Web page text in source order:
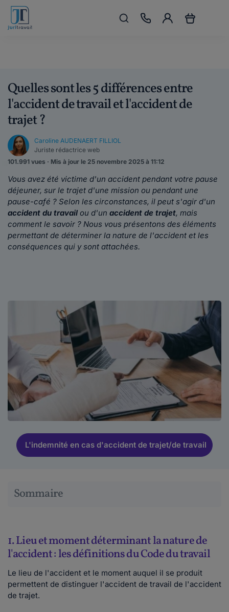
Quelles sont les 5 différences entre
l'accident de travail et l'accident de
trajet ?
Caroline AUDENAERT FILLIOL
Juriste rédactrice web
101.991 vues · Mis à jour le 25 novembre 2025 à 11:12
Vous avez été victime d'un accident pendant votre pause
déjeuner, sur le trajet d'une mission ou pendant une
pause-café ? Selon les circonstances, il peut s'agir d'un
accident du travail ou d'un accident de trajet, mais
comment le savoir ? Nous vous présentons des éléments
permettant de déterminer la nature de l'accident et les
conséquences qui y sont attachées.
L'indemnité en cas d'accident de trajet/de travail
Sommaire
1. Lieu et moment déterminant la nature de
l'accident : les définitions du Code du travail
Le lieu de l'accident et le moment auquel il se produit
permettent de distinguer l'accident de travail de l'accident
de trajet.